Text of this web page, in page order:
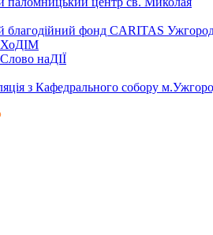
благодійний фонд CARITAS
наДІЇ
з Кафедрального собору